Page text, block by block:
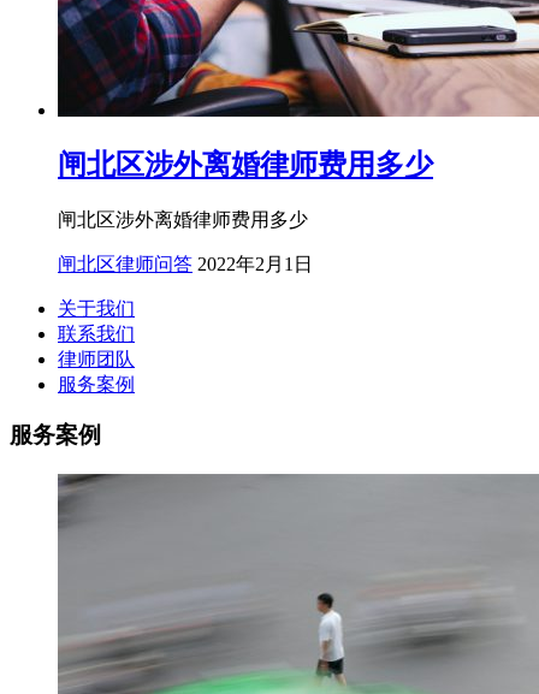
闸北区涉外离婚律师费用多少
闸北区涉外离婚律师费用多少
闸北区律师问答 2022年2月1日
关于我们
联系我们
律师团队
服务案例
服务案例